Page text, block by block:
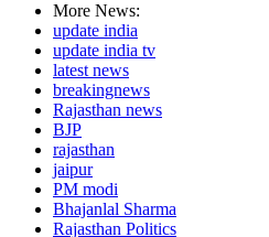
More News:
update india
update india tv
latest news
breakingnews
Rajasthan news
BJP
rajasthan
jaipur
PM modi
Bhajanlal Sharma
Rajasthan Politics